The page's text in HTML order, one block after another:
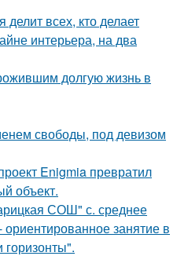
делит всех, кто делает
интерьера, на два
долгую жизнь в
свободы, под девизом
Enigmia превратил
объект.
СОШ" с. среднее
занятие в
горизонты".